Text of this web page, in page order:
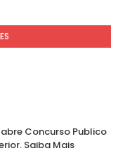
Concurso Publico
Saiba Mais